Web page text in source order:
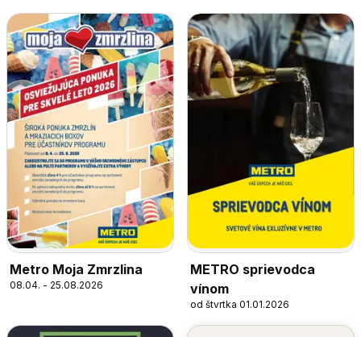
Metro Moja Zmrzlina
08.04. - 25.08.2026
METRO sprievodca
vínom
od štvrtka 01.01.2026